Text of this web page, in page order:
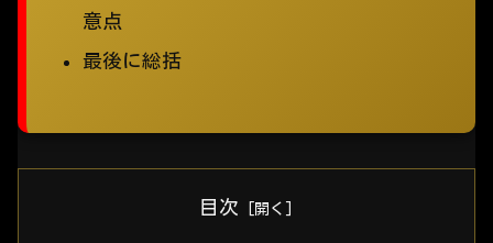
意点
最後に総括
目次